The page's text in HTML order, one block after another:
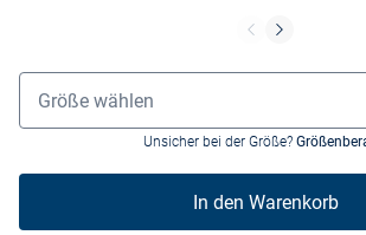
Größenauswahl
Größe wählen
Unsicher bei der Größe?
In den Warenkorb